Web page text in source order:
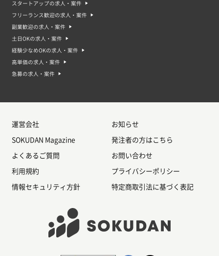
スタートアップの求人・案件
フリーランス歓迎の求人・案件
副業歓迎の求人・案件
土日OKの求人・案件
経験少なめOKの求人・案件
高単価の求人・案件
急募の求人・案件
運営会社 お知らせ
SOKUDAN Magazine 発注者の方はこちら
よくあるご質問 お問い合わせ
利用規約 プライバシーポリシー
情報セキュリティ方針 特定商取引法に基づく表記